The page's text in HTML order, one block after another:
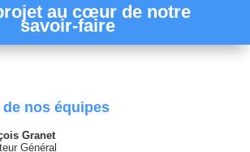
au cœur de notre
savoir-faire
nos équipes
Granet
Général